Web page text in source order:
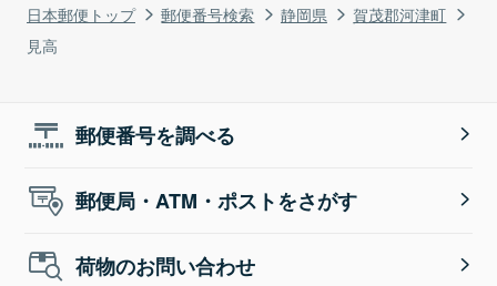
日本郵便トップ 郵便番号検索 静岡県
賀茂郡河津町
見高
郵便番号を調べる
郵便局・ATM・ポストをさがす
荷物のお問い合わせ